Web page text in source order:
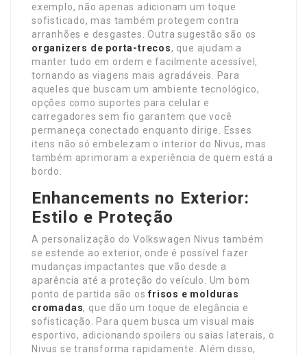
exemplo, não apenas adicionam um toque
sofisticado, mas também protegem contra
arranhões e desgastes. Outra sugestão são os
organizers de porta-trecos, que ajudam a
manter tudo em ordem e facilmente acessível,
tornando as viagens mais agradáveis. Para
aqueles que buscam um ambiente tecnológico,
opções como suportes para celular e
carregadores sem fio garantem que você
permaneça conectado enquanto dirige. Esses
itens não só embelezam o interior do Nivus, mas
também aprimoram a experiência de quem está a
bordo.
Enhancements no Exterior:
Estilo e Proteção
A personalização do Volkswagen Nivus também
se estende ao exterior, onde é possível fazer
mudanças impactantes que vão desde a
aparência até a proteção do veículo. Um bom
ponto de partida são osfrisos e molduras
cromadas, que dão um toque de elegância e
sofisticação. Para quem busca um visual mais
esportivo, adicionando spoilers ou saias laterais, o
Nivus se transforma rapidamente. Além disso,